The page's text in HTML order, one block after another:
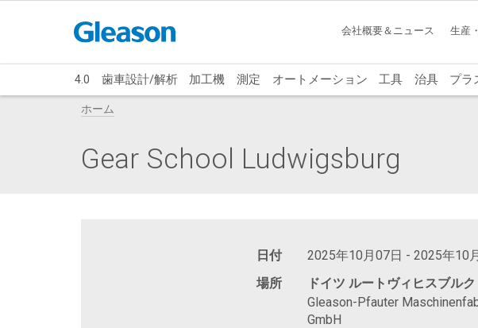
会社概要＆ニュース 生産
4.0 歯車設計/解析 加工機 測定 オートメーション 工具 治具 プラ
ホーム
Gear School Ludwigsburg
日付
2025年10月07日 - 2025年10
場所
ドイツ ルートヴィヒスブルク
Gleason-Pfauter
GmbH